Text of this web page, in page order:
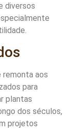
diversos
remonta aos
para
plantas
dos séculos,
projetos